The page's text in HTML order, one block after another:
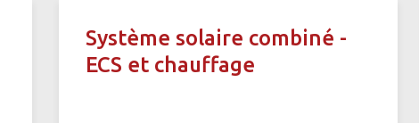
Système solaire combiné -
ECS et chauffage